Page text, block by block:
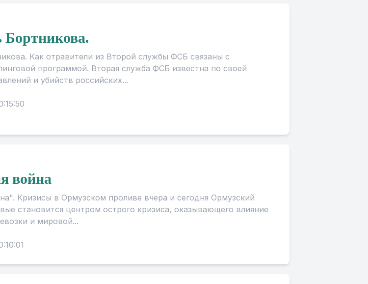
Бортникова.
Как отравители из Второй службы ФСБ связаны с
программой. Вторая служба ФСБ известна по своей
и убийств российских...
война
Кризисы в Ормузском проливе вчера и сегодня Ормузский
становится центром острого кризиса, оказывающего влияние
и мировой...